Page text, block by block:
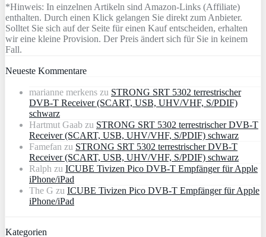
*Hinweis: In einzelnen Artikeln sind Amazon-Links (Affiliate)
enthalten. Durch einen Klick gelangen Sie direkt zum Anbieter.
Solltet Sie sich auf der Seite für einen Kauf entscheiden, erhalten
wir eine kleine Provision. Der Preis ändert sich für Sie in keinem
Fall.
Neueste Kommentare
marianne merkens zu STRONG SRT 5302 terrestrischer
DVB-T Receiver (SCART, USB, UHV/VHF, S/PDIF)
schwarz
Hartmut Gaab zu STRONG SRT 5302 terrestrischer DVB-T
Receiver (SCART, USB, UHV/VHF, S/PDIF) schwarz
Famefan zu STRONG SRT 5302 terrestrischer DVB-T
Receiver (SCART, USB, UHV/VHF, S/PDIF) schwarz
Ralph zu ICUBE Tivizen Pico DVB-T Empfänger für Apple
iPhone/iPad
The G zu ICUBE Tivizen Pico DVB-T Empfänger für Apple
iPhone/iPad
Kategorien